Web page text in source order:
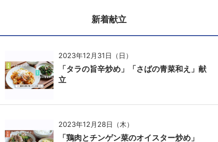
新着献立
2023年12月31日（日）
「タラの旨辛炒め」「さばの青菜和え」献
立
2023年12月28日（木）
「鶏肉とチンゲン菜のオイスター炒め」